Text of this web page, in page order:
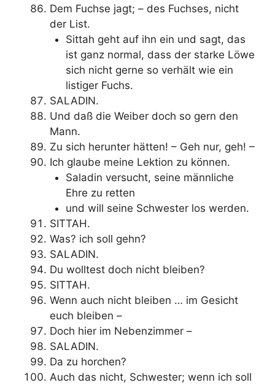
Dem Fuchse jagt; – des Fuchses, nicht
der List.
Sittah geht auf ihn ein und sagt, das
ist ganz normal, dass der starke Löwe
sich nicht gerne so verhält wie ein
listiger Fuchs.
SALADIN.
Und daß die Weiber doch so gern den
Mann.
Zu sich herunter hätten! – Geh nur, geh! –
Ich glaube meine Lektion zu können.
Saladin versucht, seine männliche
Ehre zu retten
und will seine Schwester los werden.
SITTAH.
Was? ich soll gehn?
SALADIN.
Du wolltest doch nicht bleiben?
SITTAH.
Wenn auch nicht bleiben … im Gesicht
euch bleiben –
Doch hier im Nebenzimmer –
SALADIN.
Da zu horchen?
Auch das nicht, Schwester; wenn ich soll